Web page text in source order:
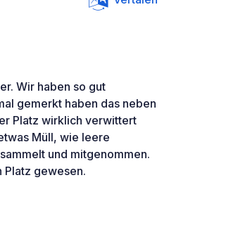
Wir haben so gut
gemerkt haben das neben
Platz wirklich verwittert
Müll, wie leere
und mitgenommen.
Platz gewesen.